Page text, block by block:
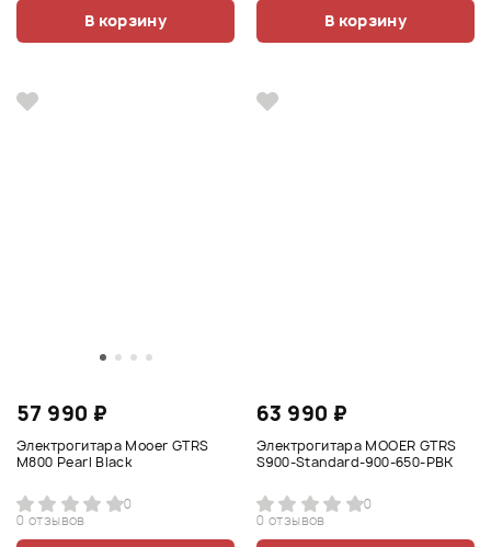
В корзину В корзину
57 990 ₽
Электрогитара Mooer GTRS
M800 Pearl Black
0
0 отзывов
63 990 ₽
Электрогитара MOOER GTRS
S900-Standard-900-650-PBK
0
0 отзывов